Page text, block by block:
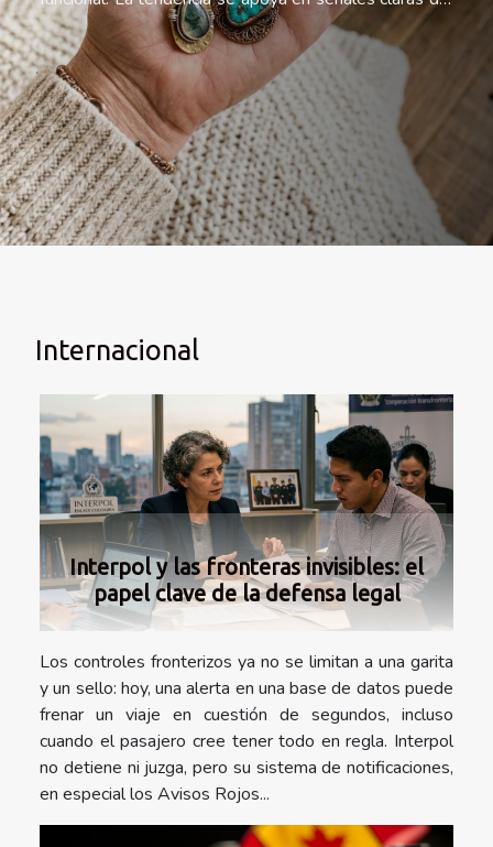
mercado, desde el auge global del e-commerce de
joyería hasta el peso creciente de la personalización y
de las compras guiadas por valores, y en un
consumidor que compara, exige trazabilidad, y premia
historias auténticas. Una compra emocional que se
vuelve cotidiana ¿Regalo simbólico o compra práctica?
En el universo materno, cada vez es más ambas cosas
a la vez, y ahí radica parte del éxito de la joyería
artesanal en e-commerce. La experiencia de
Internacional
Interpol y las fronteras invisibles: el
papel clave de la defensa legal
Los controles fronterizos ya no se limitan a una garita
y un sello: hoy, una alerta en una base de datos puede
frenar un viaje en cuestión de segundos, incluso
cuando el pasajero cree tener todo en regla. Interpol
no detiene ni juzga, pero su sistema de notificaciones,
en especial los Avisos Rojos...